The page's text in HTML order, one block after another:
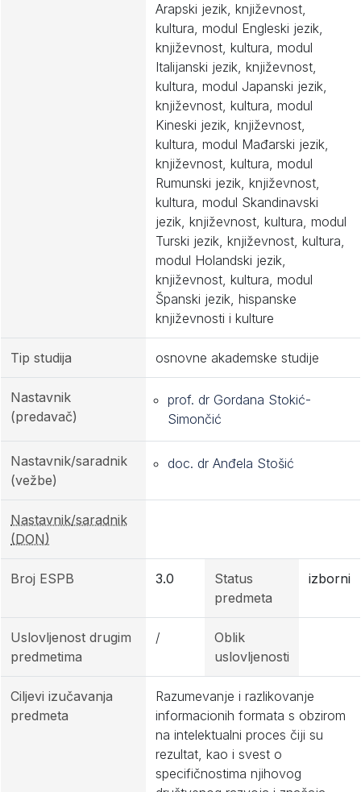
Arapski jezik, književnost,
kultura, modul Engleski jezik,
književnost, kultura, modul
Italijanski jezik, književnost,
kultura, modul Japanski jezik,
književnost, kultura, modul
Kineski jezik, književnost,
kultura, modul Mađarski jezik,
književnost, kultura, modul
Rumunski jezik, književnost,
kultura, modul Skandinavski
jezik, književnost, kultura, modul
Turski jezik, književnost, kultura,
modul Holandski jezik,
književnost, kultura, modul
Španski jezik, hispanske
književnosti i kulture
Tip studija osnovne akademske studije
Nastavnik
(predavač)
prof. dr Gordana Stokić-
Simončić
Nastavnik/saradnik
(vežbe)
doc. dr Anđela Stošić
Nastavnik/saradnik
(DON)
Broj ESPB 3.0
Status
predmeta
izborni
Uslovljenost drugim
predmetima
/
Oblik
uslovljenosti
Ciljevi izučavanja
predmeta
Razumevanje i razlikovanje
informacionih formata s obzirom
na intelektualni proces čiji su
rezultat, kao i svest o
specifičnostima njihovog